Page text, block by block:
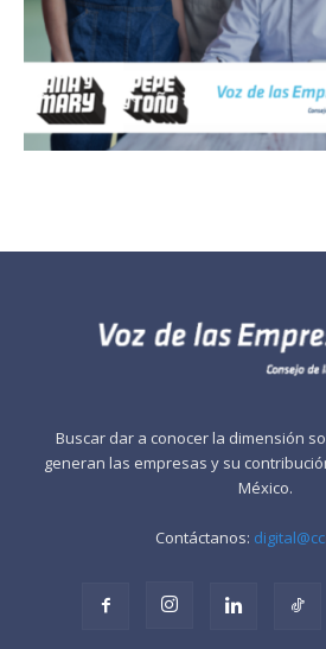
Buscar dar a conocer la dimensión
generan las empresas y su
México.
Contáctanos: